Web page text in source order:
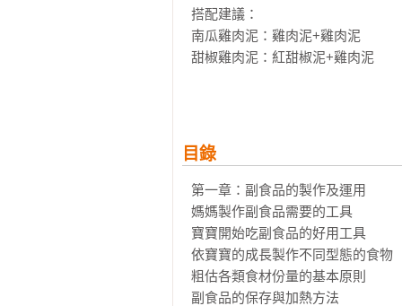
搭配建議：
南瓜雞肉泥：雞肉泥+雞肉泥
甜椒雞肉泥：紅甜椒泥+雞肉泥
（註：待寶寶食用過單一口味的冰
目錄
第一章：副食品的製作及運用
媽媽製作副食品需要的工具
寶寶開始吃副食品的好用工具
依寶寶的成長製作不同型態的食物
粗估各類食材份量的基本原則
副食品的保存與加熱方法